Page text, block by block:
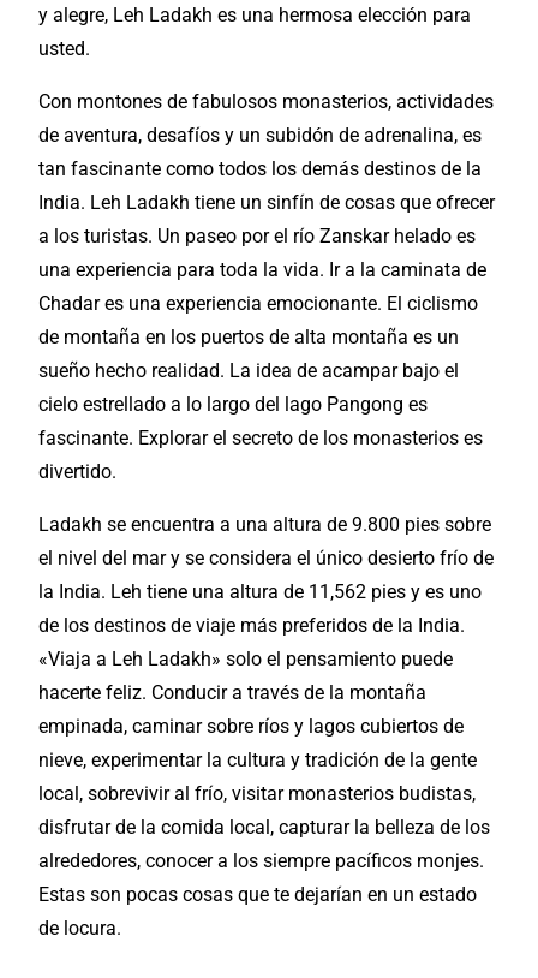
y alegre, Leh Ladakh es una hermosa elección para
usted.
Con montones de fabulosos monasterios, actividades
de aventura, desafíos y un subidón de adrenalina, es
tan fascinante como todos los demás destinos de la
India. Leh Ladakh tiene un sinfín de cosas que ofrecer
a los turistas. Un paseo por el río Zanskar helado es
una experiencia para toda la vida. Ir a la caminata de
Chadar es una experiencia emocionante. El ciclismo
de montaña en los puertos de alta montaña es un
sueño hecho realidad. La idea de acampar bajo el
cielo estrellado a lo largo del lago Pangong es
fascinante. Explorar el secreto de los monasterios es
divertido.
Ladakh se encuentra a una altura de 9.800 pies sobre
el nivel del mar y se considera el único desierto frío de
la India. Leh tiene una altura de 11,562 pies y es uno
de los destinos de viaje más preferidos de la India.
«Viaja a Leh Ladakh» solo el pensamiento puede
hacerte feliz. Conducir a través de la montaña
empinada, caminar sobre ríos y lagos cubiertos de
nieve, experimentar la cultura y tradición de la gente
local, sobrevivir al frío, visitar monasterios budistas,
disfrutar de la comida local, capturar la belleza de los
alrededores, conocer a los siempre pacíficos monjes.
Estas son pocas cosas que te dejarían en un estado
de locura.